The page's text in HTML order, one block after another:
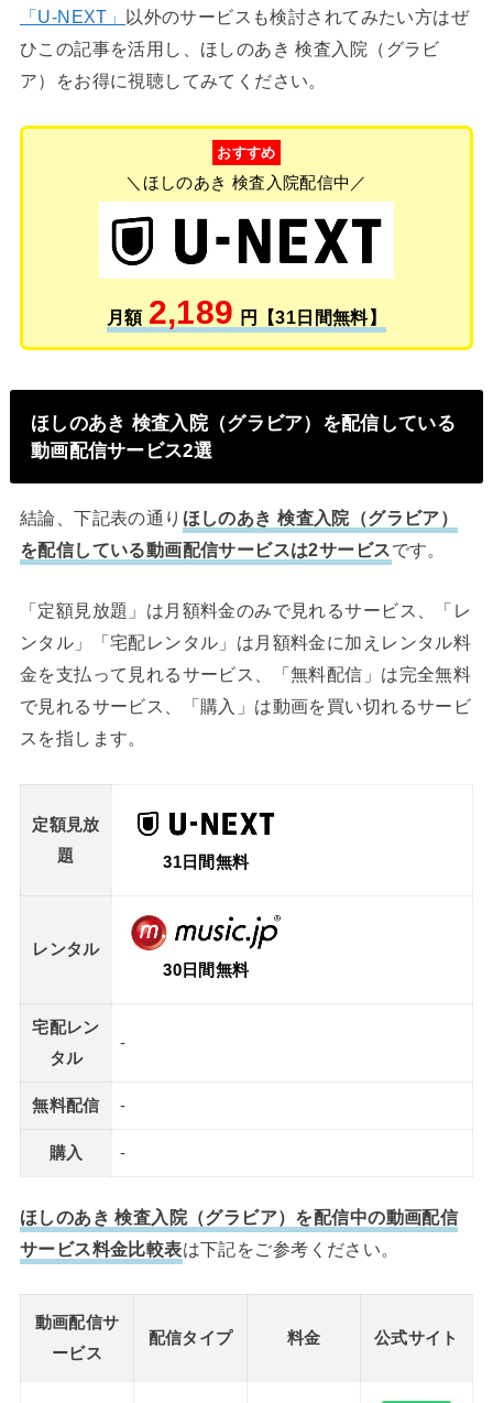
「U-NEXT」 以外のサービスも検討されてみたい方はぜ
ひこの記事を活用し、ほしのあき 検査入院（グラビ
ア）をお得に視聴してみてください。
おすすめ
＼ほしのあき 検査入院配信中／
月額 2,189 円【31日間無料】
ほしのあき 検査入院（グラビア）を配信している
動画配信サービス2選
結論、下記表の通り ほしのあき 検査入院（グラビア）
を配信している動画配信サービスは2サービスです。
「定額見放題」は月額料金のみで見れるサービス、「レ
ンタル」「宅配レンタル」は月額料金に加えレンタル料
金を支払って見れるサービス、「無料配信」は完全無料
で見れるサービス、「購入」は動画を買い切れるサービ
スを指します。
定額見放
題
31日間無料
レンタル
30日間無料
宅配レン
タル
-
無料配信 -
購入 -
ほしのあき 検査入院（グラビア）を配信中の動画配信
サービス料金比較表は下記をご参考ください。
動画配信サ
ービス
配信タイプ 料金 公式サイト